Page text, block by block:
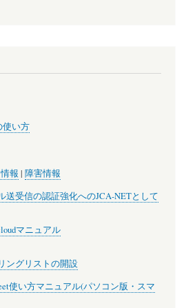
使い方
報 | 障害情報
送受信の認証強化へのJCA-NETとして
マニュアル
ングリストの開設
使い方マニュアル(パソコン版・スマ